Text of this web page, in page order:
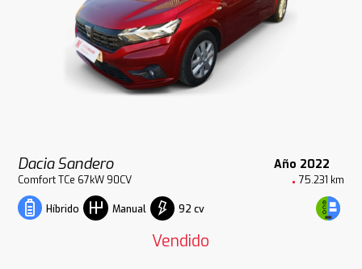
Dacia Sandero Año 2022
Comfort TCe 67kW 90CV 75.231 km
Híbrido Manual 92 cv
Vendido